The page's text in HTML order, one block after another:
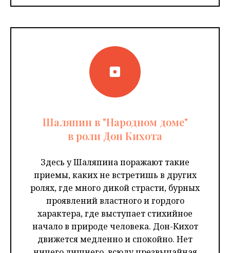
Шаляпин в "Народном доме"
в роли Дон Кихота
Здесь у Шаляпина поражают такие
приемы, каких не встретишь в других
ролях, где много дикой страсти, бурных
проявлений властного и гордого
характера, где выступает стихийное
начало в природе человека. Дон-Кихот
движется медленно и спокойно. Нет